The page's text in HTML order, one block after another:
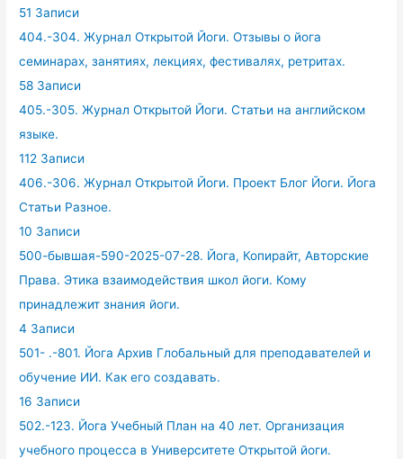
51 Записи
404.-304. Журнал Открытой Йоги. Отзывы о йога
семинарах, занятиях, лекциях, фестивалях, ретритах.
58 Записи
405.-305. Журнал Открытой Йоги. Статьи на английском
языке.
112 Записи
406.-306. Журнал Открытой Йоги. Проект Блог Йоги. Йога
Статьи Разное.
10 Записи
500-бывшая-590-2025-07-28. Йога, Копирайт, Авторские
Права. Этика взаимодействия школ йоги. Кому
принадлежит знания йоги.
4 Записи
501- .-801. Йога Архив Глобальный для преподавателей и
обучение ИИ. Как его создавать.
16 Записи
502.-123. Йога Учебный План на 40 лет. Организация
учебного процесса в Университете Открытой йоги.